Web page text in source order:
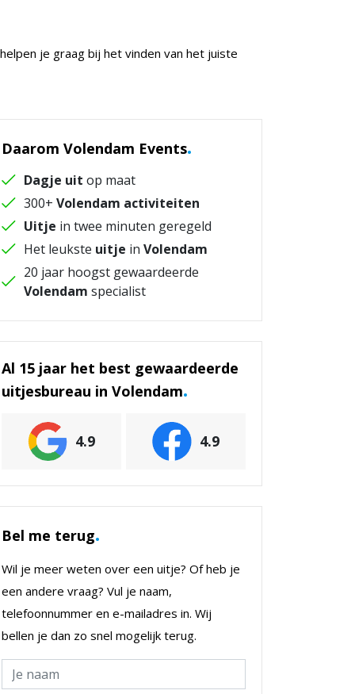
je graag bij het vinden van het juiste
Daarom Volendam Events.
Dagje uit op maat
300+ Volendam activiteiten
Uitje in twee minuten geregeld
Het leukste uitje in Volendam
20 jaar hoogst gewaardeerde
Volendam specialist
Al 15 jaar het best gewaardeerde
uitjesbureau in Volendam.
4.9 4.9
Bel me terug.
Wil je meer weten over een uitje? Of heb je
een andere vraag? Vul je naam,
telefoonnummer en e-mailadres in. Wij
bellen je dan zo snel mogelijk terug.